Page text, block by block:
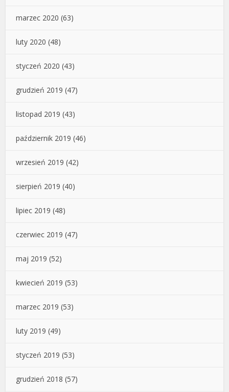
marzec 2020 (63)
luty 2020 (48)
styczeń 2020 (43)
grudzień 2019 (47)
listopad 2019 (43)
październik 2019 (46)
wrzesień 2019 (42)
sierpień 2019 (40)
lipiec 2019 (48)
czerwiec 2019 (47)
maj 2019 (52)
kwiecień 2019 (53)
marzec 2019 (53)
luty 2019 (49)
styczeń 2019 (53)
grudzień 2018 (57)